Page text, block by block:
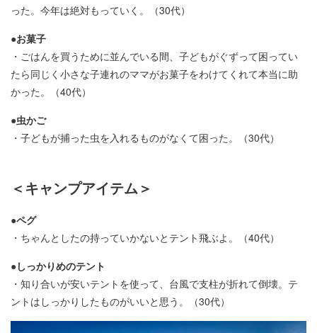
った。今年は絶対もっていく。（30代）
●お菓子
・ごはんを買うために並んでいる間、子どもがぐずって困ってい
たら同じく小さな子連れのママがお菓子をわけてくれて本当に助
かった。（40代）
●虫かご
・子どもが捕った虫を入れるものがなくて困った。（30代）
＜キャンプアイテム＞
●ペグ
・ちゃんとしたの持っていかないとテント飛ぶよ。（40代）
●しっかりめのテント
・知り合いが安いテントを使って、台風で支柱が折れて倒壊。テ
ントはしっかりしたものがいいと思う。（30代）